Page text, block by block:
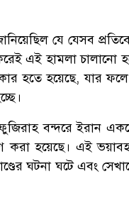
যে যেসব
এই হামলা চালানো
হতে হয়েছে, যার ফলে
বন্দরে ইরান
হয়েছে। এই ভয়াবহ
ঘটনা ঘটে এবং